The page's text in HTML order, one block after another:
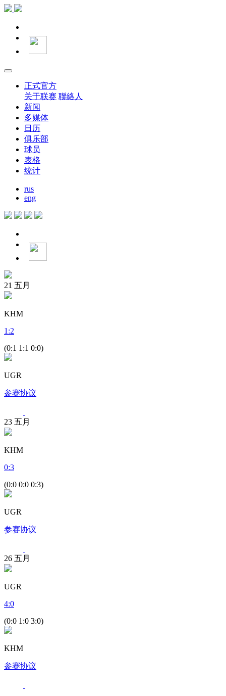
正式官方
关于联赛 聯絡人
新闻
多媒体
日历
俱乐部
球员
表格
统计
rus
eng
21 五月
KHM
1 :2
(0:1 1:1 0:0)
UGR
参赛协议
23 五月
KHM
0:3
(0:0 0:0 0:3)
UGR
参赛协议
26 五月
UGR
4:0
(0:0 1:0 3:0)
KHM
参赛协议